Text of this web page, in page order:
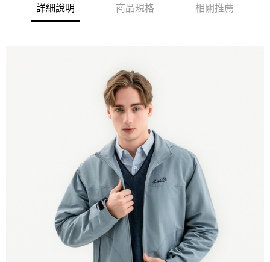
付款後7-11取貨
每筆NT$120，滿NT$1,500(含以上)免運費
詳細說明 商品規格 相關推薦